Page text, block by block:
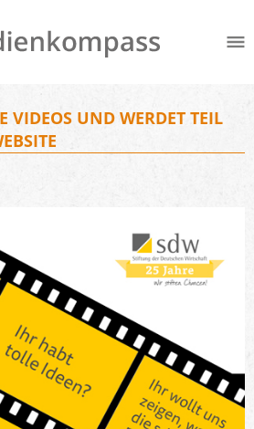
VIDEOS UND WERDET TEIL